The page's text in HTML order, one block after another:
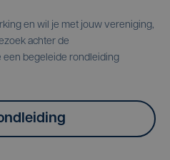
en wil je met jouw vereniging,
achter de
een begeleide rondleiding